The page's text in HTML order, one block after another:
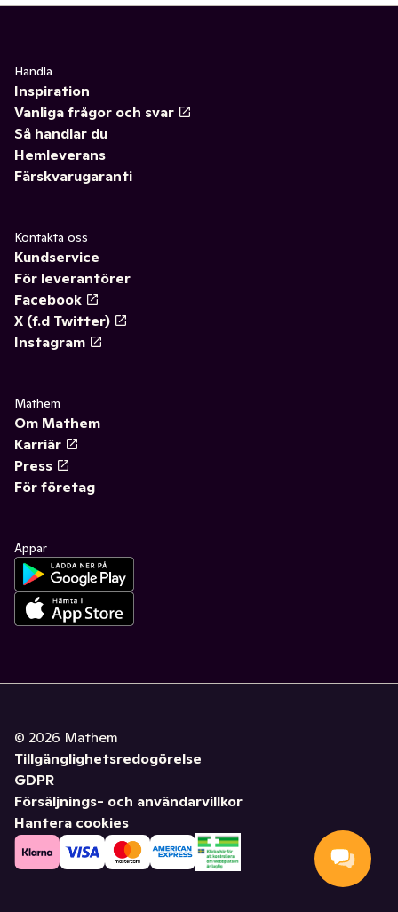
Handla
Inspiration
Vanliga frågor och svar
Så handlar du
Hemleverans
Färskvarugaranti
Kontakta oss
Kundservice
För leverantörer
Facebook
X (f.d Twitter)
Instagram
Mathem
Om Mathem
Karriär
Press
För företag
Appar
© 2026 Mathem
Tillgänglighetsredogörelse
GDPR
Försäljnings- och användarvillkor
Hantera cookies